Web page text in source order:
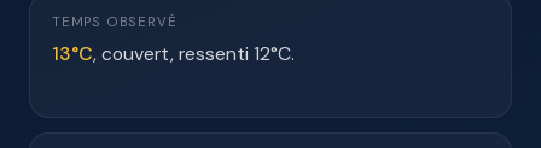
TEMPS OBSERVÉ
13°C, couvert, ressenti 12°C.